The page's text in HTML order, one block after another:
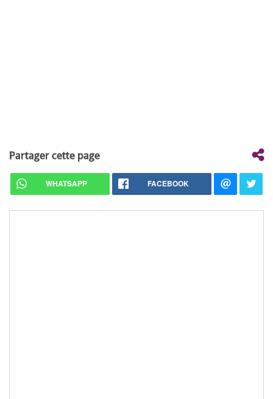
Partager cette page
WHATSAPP FACEBOOK